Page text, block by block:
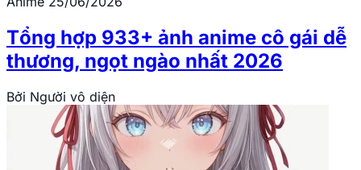
Tổng hợp 933+ ảnh anime cô gái dễ
thương, ngọt ngào nhất 2026
Bởi Người vô diện